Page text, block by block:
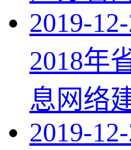
2019-
2018年
息网络
2019-